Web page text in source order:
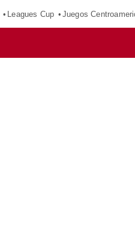
Leagues Cup Juegos